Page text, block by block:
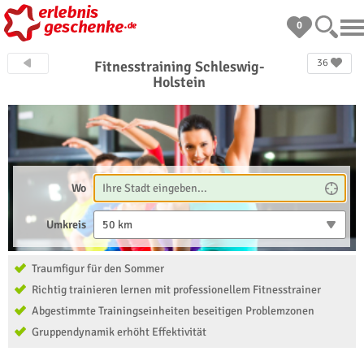
0
36
Fitnesstraining Schleswig-
Holstein
Wo
Umkreis 50 km
Traumfigur für den Sommer
Richtig trainieren lernen mit professionellem Fitnesstrainer
Abgestimmte Trainingseinheiten beseitigen Problemzonen
Gruppendynamik erhöht Effektivität